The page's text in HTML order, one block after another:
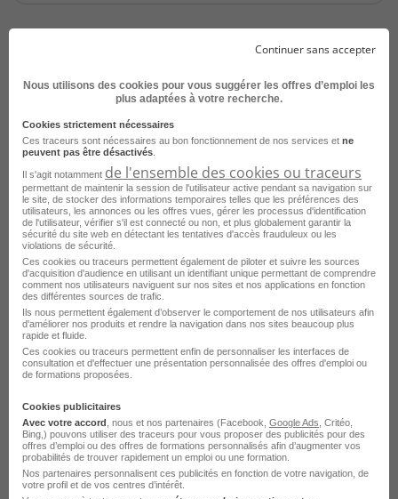
Gestionnaire Paie H/F
Aix-en-Provence - 13
CDI
Fed Human
Publié le 7 juillet 2026
Je postule
Gestionnaire de Paie Confirmé H/F
Continuer sans accepter
Nous utilisons des cookies pour vous suggérer les offres d’emploi les
plus adaptées à votre recherche.
Cookies strictement nécessaires
Ces traceurs sont nécessaires au bon fonctionnement de nos services et ne
peuvent pas être désactivés
Il s'agit notamment de l'ensemble des cookies ou traceurs
permettant de maintenir la session de l'utilisateur active pendant sa navigation sur
le site, de stocker des informations temporaires telles que les préférences des
utilisateurs, les annonces ou les offres vues, gérer les processus d'identification
de l'utilisateur, vérifier s'il est connecté ou non, et plus globalement garantir la
sécurité du site web en détectant les tentatives d'accès frauduleux ou les
violations de sécurité.
Ces cookies ou traceurs permettent également de piloter et suivre les sources
d'acquisition d'audience en utilisant un identifiant unique permettant de comprendre
comment nos utilisateurs naviguent sur nos sites et nos applications en fonction
des différentes sources de trafic.
Ils nous permettent également d’observer le comportement de nos utilisateurs afin
d'améliorer nos produits et rendre la navigation dans nos sites beaucoup plus
rapide et fluide.
Ces cookies ou traceurs permettent enfin de personnaliser les interfaces de
consultation et d'effectuer une présentation personnalisée des offres d'emploi ou
de formations proposées.
Cookies publicitaires
Avec votre accord , nous et nos partenaires (Facebook, Google Ads , Critéo,
Bing,) pouvons utiliser des traceurs pour vous proposer des publicités pour des
offres d’emploi ou des offres de formations personnalisés afin d’augmenter vos
probabilités de trouver rapidement un emploi ou une formation.
Nos partenaires personnalisent ces publicités en fonction de votre navigation, de
votre profil et de vos centres d’intérêt.